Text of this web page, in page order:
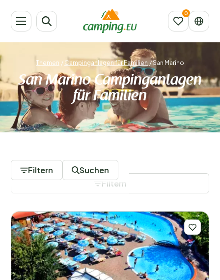
Themen / Campinganlagen für Familien /San Marino
San Marino Campinganlagen
für Familien
Filtern Suchen
Regionen
Beliebte Filter
Filtern